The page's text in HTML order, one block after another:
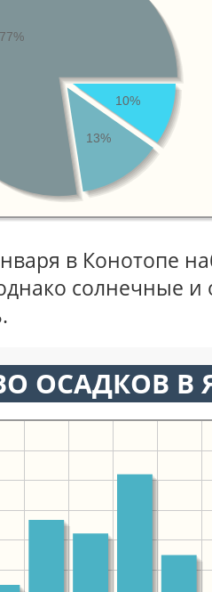
10%
13%
77%
в Конотопе
солнечные
ОСАДКОВ В